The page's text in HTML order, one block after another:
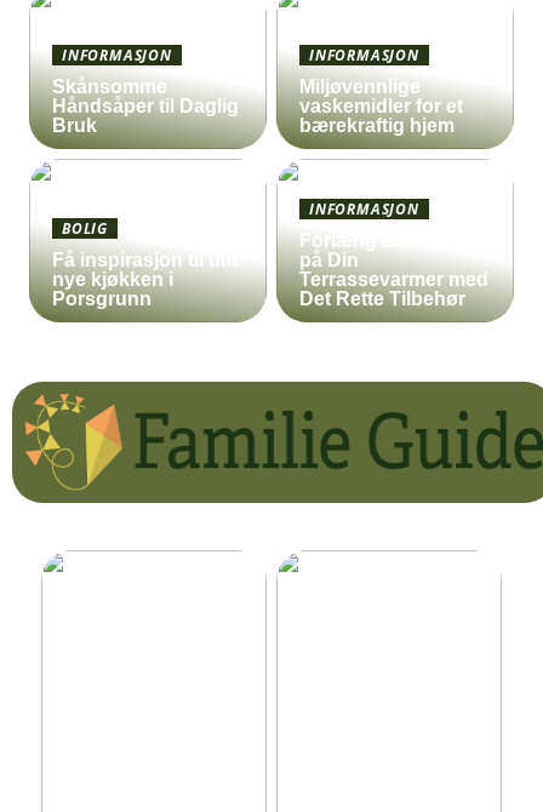
INFORMASJON
Skånsomme
Håndsåper til Daglig
Bruk
INFORMASJON
Miljøvennlige
vaskemidler for et
bærekraftig hjem
BOLIG
Få inspirasjon til ditt
nye kjøkken i
Porsgrunn
INFORMASJON
Forlæng Levetiden
på Din
Terrassevarmer med
Det Rette Tilbehør